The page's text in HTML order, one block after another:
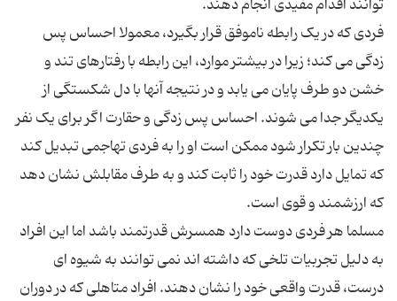
فردی که در یک رابطه ناموفق قرار بگیرد، معمولا احساس پس
زدگی می کند؛ زیرا در بیشتر موارد، این رابطه با رفتارهای تند و
خشن دو طرف پایان می یابد و در نتیجه آنها با دل شکستگی از
یکدیگر جدا می شوند. احساس پس زدگی و حقارت اگر برای یک نفر
چندین بار تکرار شود ممکن است او را به فردی تهاجمی تبدیل کند
که تمایل دارد قدرت خود را ثابت کند و به طرف مقابلش نشان دهد
مسلما هر فردی دوست دارد همسرش قدرتمند باشد اما این افراد
به دلیل تجربیات تلخی که داشته اند نمی توانند به شیوه ای
درست، قدرت واقعی خود را نشان دهند. افراد متاهلی که در دوران